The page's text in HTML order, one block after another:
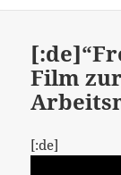
Film
[:de]